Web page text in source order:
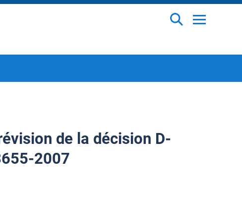
de la décision D-
2007